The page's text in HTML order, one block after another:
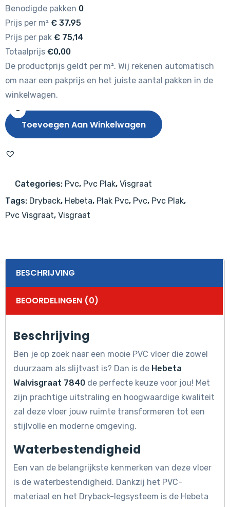
Benodigde pakken 0
Prijs per m² € 37,95
Prijs per pak € 75,14
Totaalprijs €0,00
De productprijs geldt per m². Wij rekenen automatisch
om naar een pakprijs en het juiste aantal pakken in de
winkelwagen.
-
Hebeta
Walvisgraat
aantal
Toevoegen Aan Winkelwagen
Categories: Pvc, Pvc Plak, Visgraat
Tags: Dryback, Hebeta, Plak Pvc, Pvc, Pvc Plak,
Pvc Visgraat, Visgraat
BESCHRIJVING
BEOORDELINGEN (0)
Beschrijving
Ben je op zoek naar een mooie PVC vloer die zowel
duurzaam als slijtvast is? Dan is de Hebeta
Walvisgraat 7840 de perfecte keuze voor jou! Met
zijn prachtige uitstraling en hoogwaardige kwaliteit
zal deze vloer jouw ruimte transformeren tot een
stijlvolle en moderne omgeving.
Waterbestendigheid
Een van de belangrijkste kenmerken van deze vloer
is de waterbestendigheid. Dankzij het PVC-
materiaal en het Dryback-legsysteem is de Hebeta